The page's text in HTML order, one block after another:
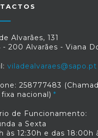
Alvarães, 131
- 200 Alvarães - Viana
viladealvaraes@sapo.pt
258777483
nacional)
de Funcionamento:
a Sexta
às 12:30h e das 18:00h